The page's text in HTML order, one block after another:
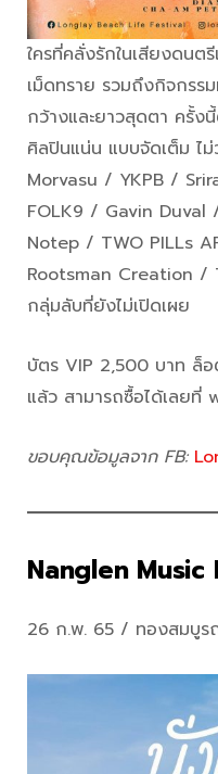
ใครที่คลั่งรักในเสียงดนต
เม็ดทราย รวมถึงกิจกรร
กว้างและยาวสุดตา ครั้ง
ศิลปินแน่น แบบจัดเต็ม ไ
Morvasu / YKPB /
FOLK9 / Gavin Duval
Notep / TWO PILLs
Rootsman Creation /
กลุ่มลับที่ยังไม่เปิดเผย
บัตร VIP 2,500 บาท ล็
แล้ว สามารถซื้อได้เลยที่
ขอบคุณข้อมูลจาก FB:
Nanglen Music
26 ก.พ. 65 / ทองสมบูร